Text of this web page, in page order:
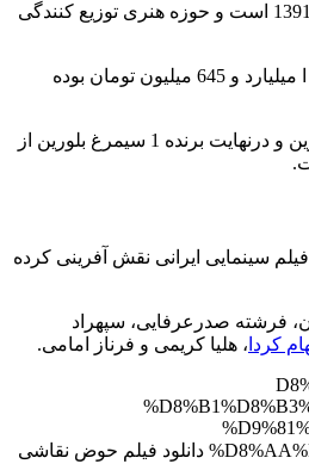
حوض نقاشی محصول سال 1391 است و حوزه هنری توزیع کنندگی
فروش گیشه این فیلم حدود ا میلیارد و 645 میلیون تومان بوده
این فیلم نامزد 4 سیمرغ بلورین و درنهایت برنده 1 سیمرغ بلورین از
فیلم سینمایی ایرانی نقش آفرینی کرده
فرشته صدرعرفایی، سپهراد
کردا ، هلیا کریمی و فرناز امامی.